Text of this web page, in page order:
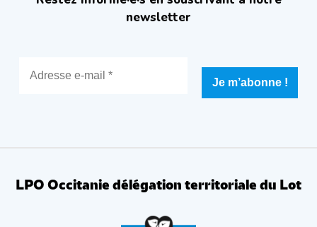
newsletter
LPO Occitanie délégation territoriale du Lot